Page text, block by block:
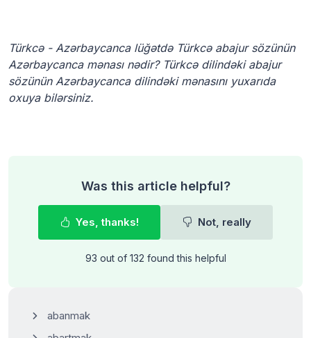
Türkcə - Azərbaycanca lüğətdə Türkcə abajur sözünün
Azərbaycanca mənası nədir? Türkcə dilindəki abajur
sözünün Azərbaycanca dilindəki mənasını yuxarıda
oxuya bilərsiniz.
Was this article helpful?
Yes, thanks! Not, really
93 out of 132 found this helpful
abanmak